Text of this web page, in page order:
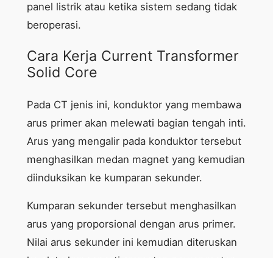
panel listrik atau ketika sistem sedang tidak
beroperasi.
Cara Kerja Current Transformer
Solid Core
Pada CT jenis ini, konduktor yang membawa
arus primer akan melewati bagian tengah inti.
Arus yang mengalir pada konduktor tersebut
menghasilkan medan magnet yang kemudian
diinduksikan ke kumparan sekunder.
Kumparan sekunder tersebut menghasilkan
arus yang proporsional dengan arus primer.
Nilai arus sekunder ini kemudian diteruskan